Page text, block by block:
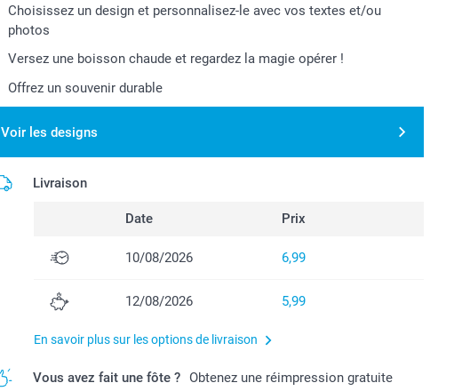
Choisissez un design et personnalisez-le avec vos textes et/ou
photos
Versez une boisson chaude et regardez la magie opérer !
Offrez un souvenir durable
Voir les designs
Livraison
Date Prix
10/08/2026 6,99
12/08/2026 5,99
En savoir plus sur les options de livraison
Vous avez fait une fôte ? Obtenez une réimpression gratuite